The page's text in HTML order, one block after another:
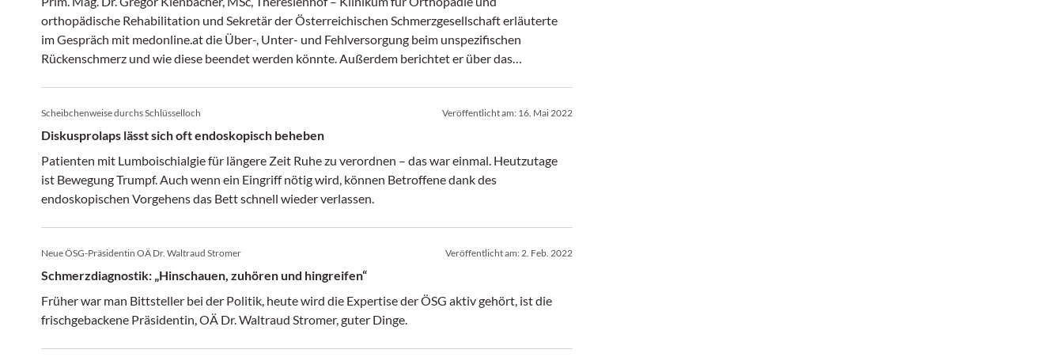
orthopädische Rehabilitation und Sekretär der Österreichischen Schmerzgesellschaft erläuterte
im Gespräch mit medonline.at die Über-, Unter- und Fehlversorgung beim unspezifischen
Rückenschmerz und wie diese beendet werden könnte. Außerdem berichtet er über das
Scheibchenweise durchs Schlüsselloch Veröffentlicht am: 16. Mai 2022
Diskusprolaps lässt sich oft endoskopisch beheben
Patienten mit Lumboischialgie für längere Zeit Ruhe zu verordnen – das war einmal. Heutzutage
ist Bewegung Trumpf. Auch wenn ein Eingriff nötig wird, können Betroffene dank des
endoskopischen Vorgehens das Bett schnell wieder verlassen.
Neue ÖSG-Präsidentin OÄ Dr. Waltraud Stromer Veröffentlicht am:2. Feb. 2022
Schmerzdiagnostik: „Hinschauen, zuhören und hingreifen“
Früher war man Bittsteller bei der Politik, heute wird die Expertise der ÖSG aktiv gehört, ist die
frischgebackene Präsidentin, OÄ Dr. Waltraud Stromer, guter Dinge.